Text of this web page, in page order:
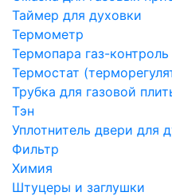
Таймер для духовки
Термометр
Термопара газ-контроль
Термостат
Трубка для газовой
Тэн
Уплотнитель двери для
Фильтр
Химия
Штуцеры и заглушки